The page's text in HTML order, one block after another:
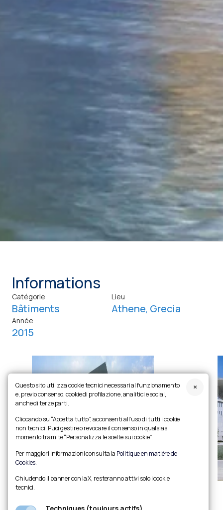
Informations
Catégorie
Bâtiments
Lieu
Athene, Grecia
Année
2015
Diapositive précédente
Mettre en pause le carrousel
Diapositive suivante
Ingrandisci foto
Questo sito utilizza cookie tecnici necessari al funzionamento
e, previo consenso, cookie di profilazione, analitici e social,
anche di terze parti.
Cliccando su “Accetta tutto”, acconsenti all’uso di tutti i cookie
non tecnici. Puoi gestire o revocare il consenso in qualsiasi
momento tramite “Personalizza le scelte sui cookie”.
Per maggiori informazioni consulta la Politique en matière de
Cookies.
Chiudendo il banner con la X, resteranno attivi solo i cookie
tecnici.